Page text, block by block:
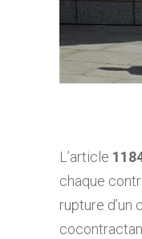
L’article
chaque
rupture d’un